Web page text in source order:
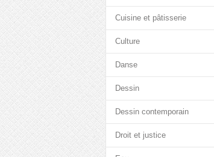
Cuisine et pâtisserie
Culture
Danse
Dessin
Dessin contemporain
Droit et justice